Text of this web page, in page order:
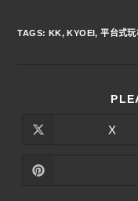
TAGS: KK, KYOEI, 平台式
X